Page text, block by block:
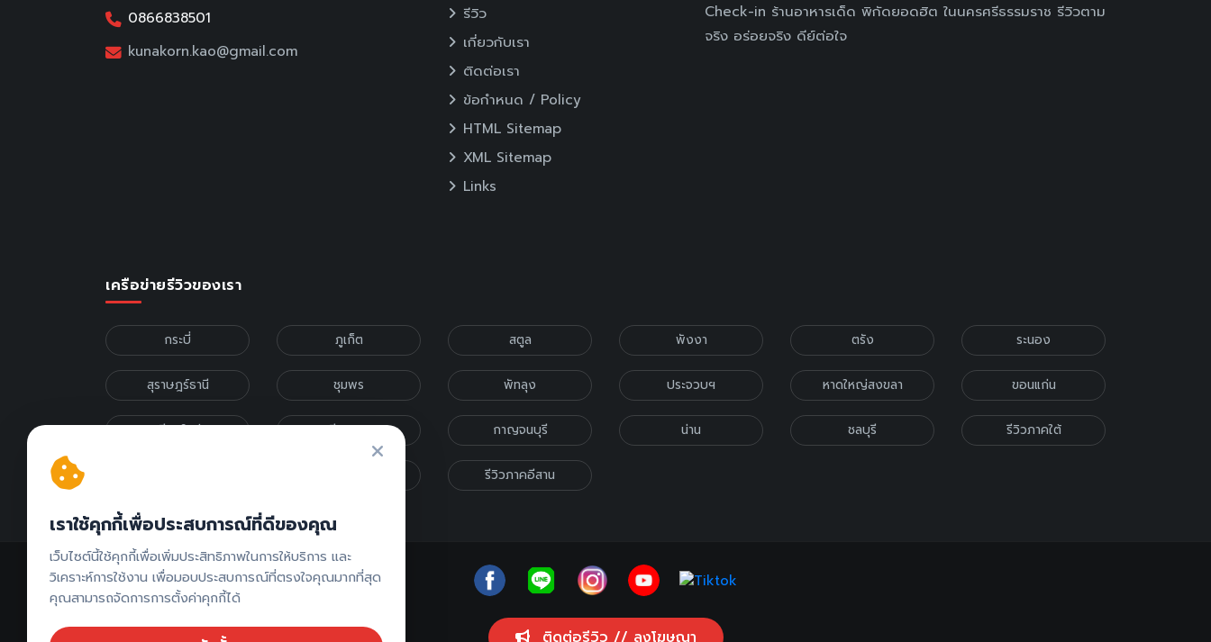
0866838501
kunakorn.kao@gmail.com
รีวิว
เกี่ยวกับเรา
ติดต่อเรา
ข้อกำหนด / Policy
HTML Sitemap
XML Sitemap
Links
Check-in ร้านอาหารเด็ด พิกัดยอดฮิต ในนครศรีธรรมราช รีวิวตาม
จริง อร่อยจริง ดีย์ต่อใจ
เครือข่ายรีวิวของเรา
กระบี่ ภูเก็ต สตูล พังงา ตรัง ระนอง
สุราษฎร์ธานี ชุมพร พัทลุง ประจวบฯ หาดใหญ่สงขลา ขอนแก่น
เชียงใหม่ เชียงราย กาญจนบุรี น่าน ชลบุรี รีวิวภาคใต้
รีวิวภาคอีสาน
ติดต่อรีวิว // ลงโฆษณา
เราใช้คุกกี้เพื่อประสบการณ์ที่ดีของคุณ
เว็บไซต์นี้ใช้คุกกี้เพื่อเพิ่มประสิทธิภาพในการให้บริการ และ
วิเคราะห์การใช้งาน เพื่อมอบประสบการณ์ที่ตรงใจคุณมากที่สุด
คุณสามารถจัดการการตั้งค่าคุกกี้ได้